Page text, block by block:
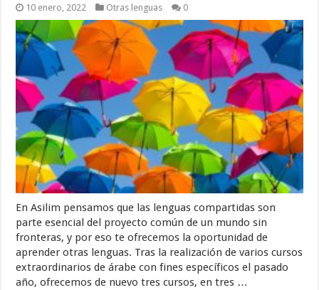
10 enero, 2022 Otras lenguas 0
En Asilim pensamos que las lenguas compartidas son
parte esencial del proyecto común de un mundo sin
fronteras, y por eso te ofrecemos la oportunidad de
aprender otras lenguas. Tras la realización de varios cursos
extraordinarios de árabe con fines específicos el pasado
año, ofrecemos de nuevo tres cursos, en tres …